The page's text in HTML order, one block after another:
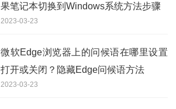
果笔记本切换到Windows系统方法步骤
2023-03-23
微软Edge浏览器上的问候语在哪里设置
打开或关闭？隐藏Edge问候语方法
2023-03-23